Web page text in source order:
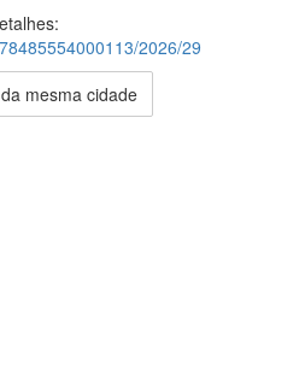
2026/29
mesma cidade